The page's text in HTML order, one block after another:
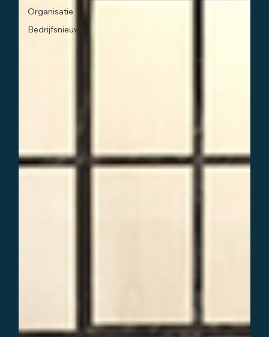
Organisatie
Bedrijfsnieuws